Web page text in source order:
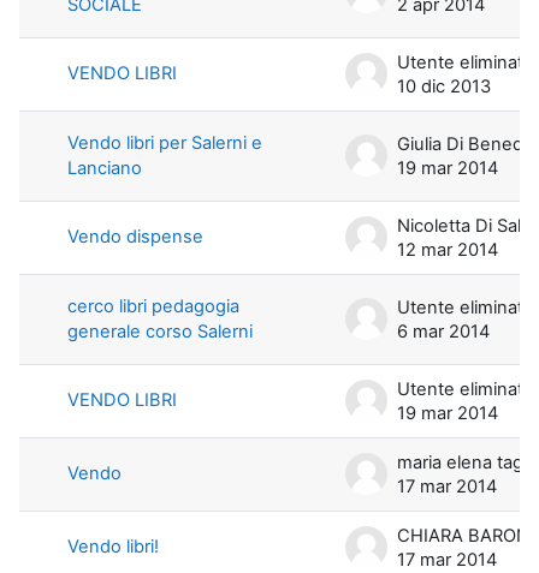
SOCIALE 2 apr 2014
VENDO LIBRI
Utente eliminato
10 dic 2013
Vendo libri per Salerni e
Lanciano
19 mar 2014
Vendo dispense
Nicoletta Di
12 mar 2014
cerco libri pedagogia
generale corso Salerni
Utente eliminato
6 mar 2014
VENDO LIBRI
Utente eliminato
19 mar 2014
Vendo
17 mar 2014
Vendo libri!
CHIARA BARONE
17 mar 2014